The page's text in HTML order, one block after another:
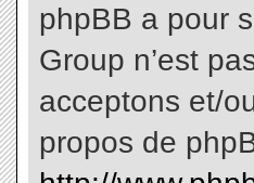
phpBB a pour
Group n’est
acceptons et/
propos de